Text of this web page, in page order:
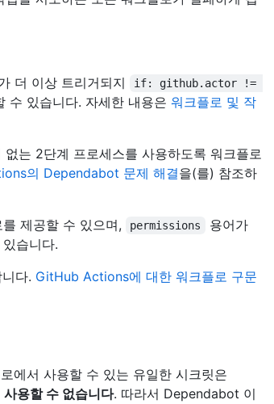
더 이상 트리거되지
if: github.actor !=
수 있습니다. 자세한 내용은워크플로 및 작
는 2단계 프로세스를 사용하도록 워크플로
의 Dependabot 문제 해결을(를) 참조하
제공할 수 있으며,
permissions 용어가
습니다.
다. GitHub Actions에 대한 워크플로 구문
에서 사용할 수 있는 유일한 시크릿은
사용할 수 없습니다. 따라서 Dependabot 이